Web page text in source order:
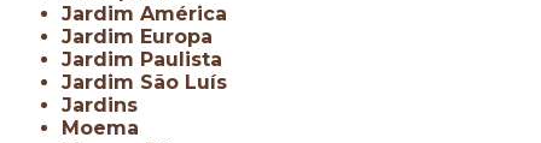
Jardim América
Jardim Europa
Jardim Paulista
Jardim São Luís
Jardins
Moema